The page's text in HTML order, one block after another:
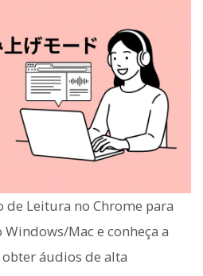
de Leitura no Chrome para
Windows/Mac e conheça a
áudios de alta